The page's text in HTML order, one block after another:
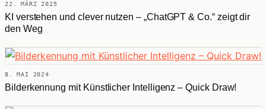
22. MÄRZ 2025
KI verstehen und clever nutzen – „ChatGPT & Co.“ zeigt dir
den Weg
8. MAI 2024
Bilderkennung mit Künstlicher Intelligenz – Quick Draw!